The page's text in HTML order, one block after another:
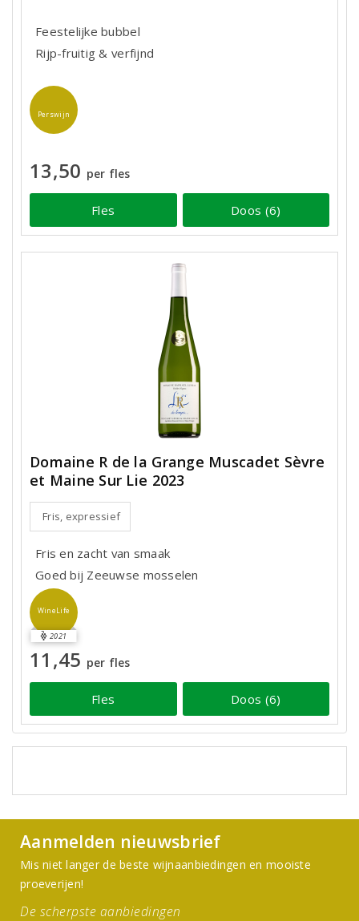
Feestelijke bubbel
Rijp-fruitig & verfijnd
Perswijn
13,50 per fles
Fles Doos (6)
Domaine R de la Grange Muscadet Sèvre
et Maine Sur Lie 2023
Fris, expressief
Fris en zacht van smaak
Goed bij Zeeuwse mosselen
WineLife
2021
11,45 per fles
Fles Doos (6)
Aanmelden nieuwsbrief
Mis niet langer de beste wijnaanbiedingen en mooiste
proeverijen!
De scherpste aanbiedingen